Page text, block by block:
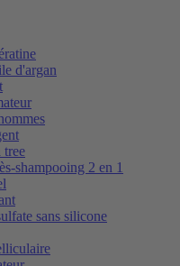
d'argan
tree
shampooing 2 en 1
sans silicone